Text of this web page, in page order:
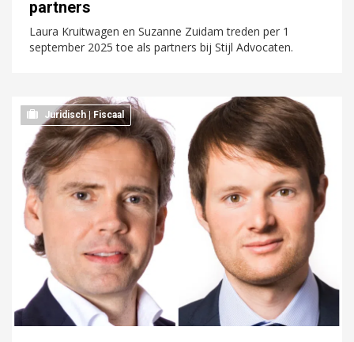
partners
Laura Kruitwagen en Suzanne Zuidam treden per 1
september 2025 toe als partners bij Stijl Advocaten.
Juridisch | Fiscaal